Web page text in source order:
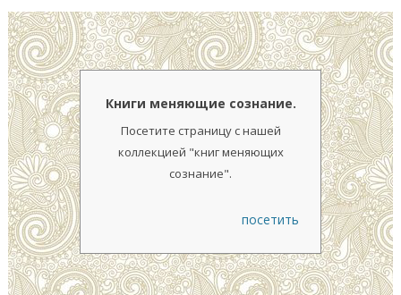
Книги меняющие сознание.
Посетите страницу с нашей
коллекцией "книг меняющих
сознание".
посетить